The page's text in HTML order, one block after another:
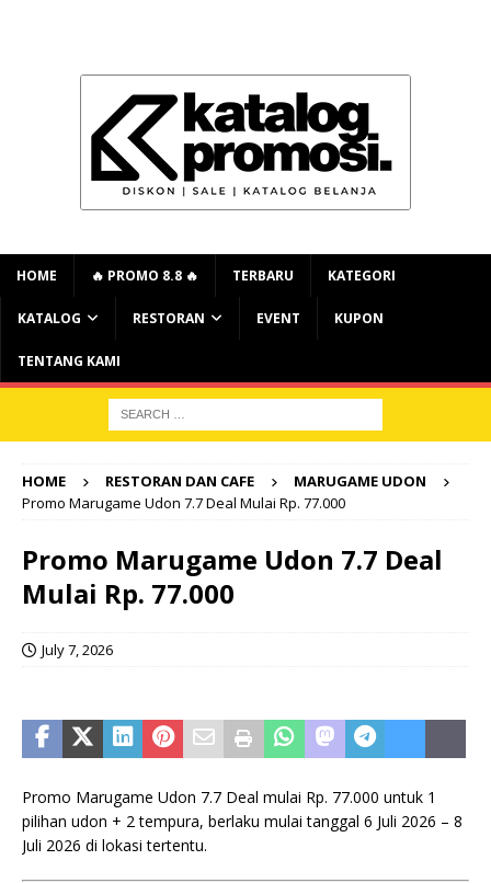
HOME 🔥 PROMO 8.8 🔥 TERBARU KATEGORI
KATALOG RESTORAN EVENT KUPON
TENTANG KAMI
HOME RESTORAN DAN CAFE
MARUGAME UDON
Promo Marugame Udon 7.7 Deal Mulai Rp. 77.000
Promo Marugame Udon 7.7 Deal
Mulai Rp. 77.000
July 7, 2026
Promo Marugame Udon 7.7 Deal mulai Rp. 77.000 untuk 1
pilihan udon + 2 tempura, berlaku mulai tanggal 6 Juli 2026 – 8
Juli 2026 di lokasi tertentu.